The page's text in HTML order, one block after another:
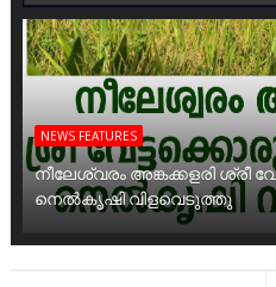
NEWS FEATURES
നീലേശ്വരം അങ്കക്കളരി ശ്രീ
നെൽകൃഷി വിളവെടുത്തു